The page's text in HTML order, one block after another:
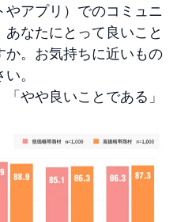
アプリ）でのコミュニ
なたにとって良いこと
か。お気持ちに近いもの
。
やや良いことである」